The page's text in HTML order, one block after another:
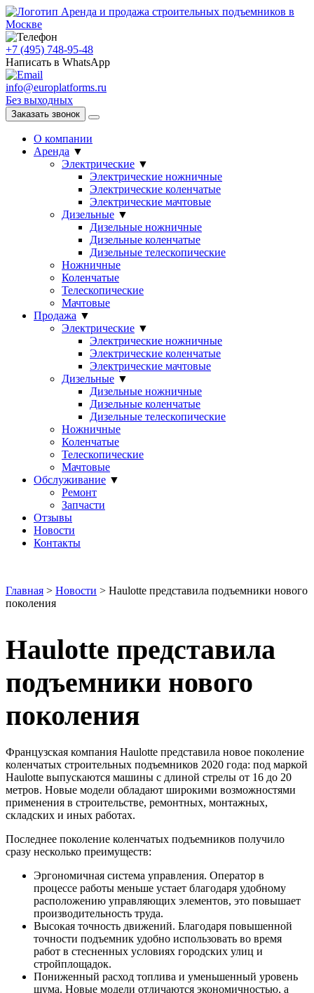
Аренда и продажа строительных подъемников в
Москве
+7 (495) 748-95-48
Написать в WhatsApp
info@europlatforms.ru
Без выходных
Заказать звонок
О компании
Аренда ▼
Электрические ▼
Электрические ножничные
Электрические коленчатые
Электрические мачтовые
Дизельные ▼
Дизельные ножничные
Дизельные коленчатые
Дизельные телескопические
Ножничные
Коленчатые
Телескопические
Мачтовые
Продажа ▼
Электрические ▼
Электрические ножничные
Электрические коленчатые
Электрические мачтовые
Дизельные ▼
Дизельные ножничные
Дизельные коленчатые
Дизельные телескопические
Ножничные
Коленчатые
Телескопические
Мачтовые
Обслуживание ▼
Ремонт
Запчасти
Отзывы
Новости
Контакты
Главная > Новости > Haulotte представила подъемники нового
поколения
Haulotte представила
подъемники нового
поколения
Французская компания Haulotte представила новое поколение
коленчатых строительных подъемников 2020 года: под маркой
Haulotte выпускаются машины с длиной стрелы от 16 до 20
метров. Новые модели обладают широкими возможностями
применения в строительстве, ремонтных, монтажных,
складских и иных работах.
Последнее поколение коленчатых подъемников получило
сразу несколько преимуществ:
Эргономичная система управления. Оператор в
процессе работы меньше устает благодаря удобному
расположению управляющих элементов, это повышает
производительность труда.
Высокая точность движений. Благодаря повышенной
точности подъемник удобно использовать во время
работ в стесненных условиях городских улиц и
стройплощадок.
Пониженный расход топлива и уменьшенный уровень
шума. Новые модели отличаются экономичностью, а